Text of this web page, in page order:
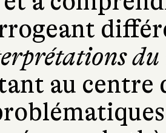
du
au centre